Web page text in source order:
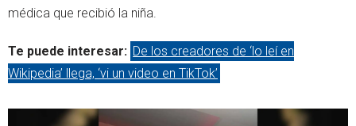
médica que recibió la niña.
Te puede interesar: De los creadores de ‘lo leí en
Wikipedia’ llega, ‘vi un video en TikTok’